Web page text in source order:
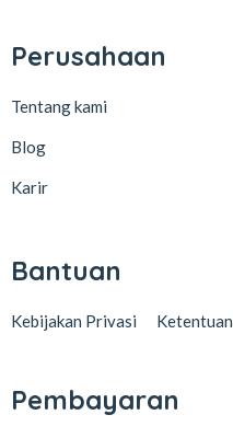
Perusahaan
Tentang kami
Blog
Karir
Bantuan
Kebijakan Privasi Ketentuan
Pembayaran